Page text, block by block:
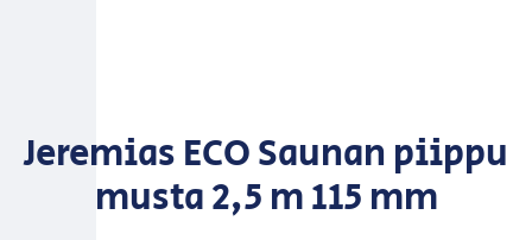
Jeremias ECO Saunan piippu
musta 2,5 m 115 mm